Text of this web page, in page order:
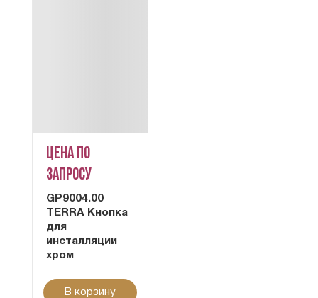
Цена по
запросу
GP9004.00
TERRA Кнопка
для
инсталляции
хром
В корзину